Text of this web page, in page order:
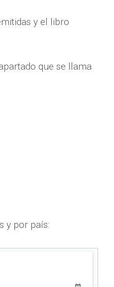
y el libro
que se llama
y por país: